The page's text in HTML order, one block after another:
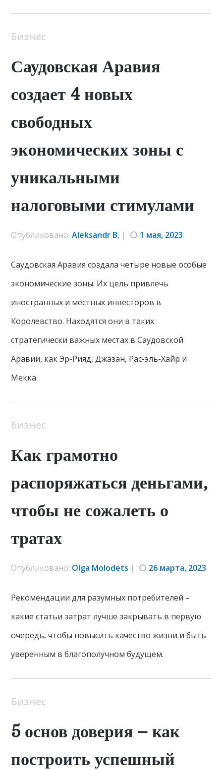
Бизнес
Саудовская Аравия
создает 4 новых
свободных
экономических зоны с
уникальными
налоговыми стимулами
Опубликовано:Aleksandr B. | 1 мая, 2023.
Саудовская Аравия создала четыре новые особые
экономические зоны. Их цель привлечь
иностранных и местных инвесторов в
Королевство. Находятся они в таких
стратегически важных местах в Саудовской
Аравии, как Эр-Рияд, Джазан, Рас-эль-Хайр и
Мекка.
Бизнес
Как грамотно
распоряжаться деньгами,
чтобы не сожалеть о
тратах
Опубликовано: Olga Molodets | 26 марта, 2023.
Рекомендации для разумных потребителей –
какие статьи затрат лучше закрывать в первую
очередь, чтобы повысить качество жизни и быть
уверенным в благополучном будущем.
Бизнес
5 основ доверия – как
построить успешный